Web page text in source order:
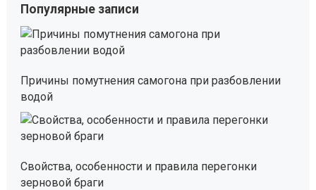
Популярные записи
Причины помутнения самогона при разбовлении
водой
Свойства, особенности и правила перегонки
зерновой браги